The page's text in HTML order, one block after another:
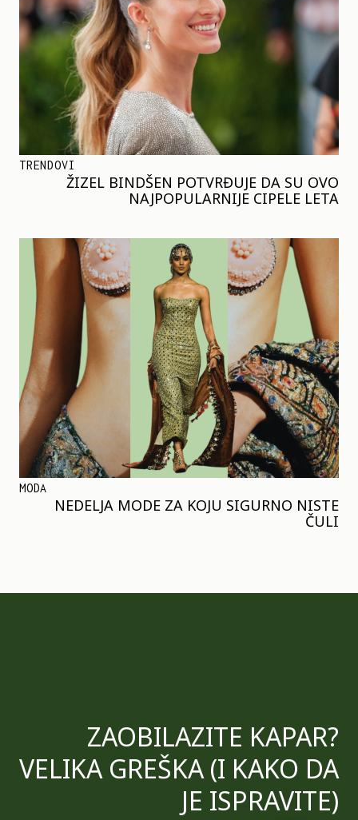
TRENDOVI
ŽIZEL BINDŠEN POTVRĐUJE DA SU OVO
NAJPOPULARNIJE CIPELE LETA
MODA
NEDELJA MODE ZA KOJU SIGURNO NISTE
ČULI
ZAOBILAZITE KAPAR?
VELIKA GREŠKA (I KAKO DA
JE ISPRAVITE)